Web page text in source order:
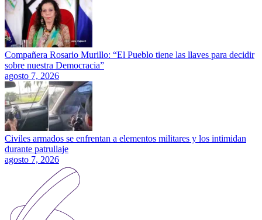
Compañera Rosario Murillo: “El Pueblo tiene las llaves para decidir
sobre nuestra Democracia”
agosto 7, 2026
Civiles armados se enfrentan a elementos militares y los intimidan
durante patrullaje
agosto 7, 2026